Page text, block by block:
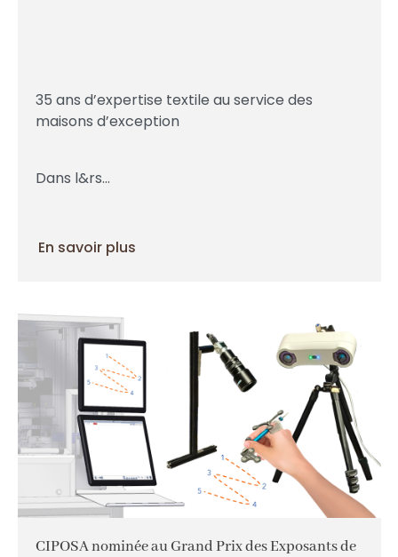
35 ans d’expertise textile au service des
maisons d’exception
Dans l&rs...
En savoir plus
CIPOSA nominée au Grand Prix des Exposants de